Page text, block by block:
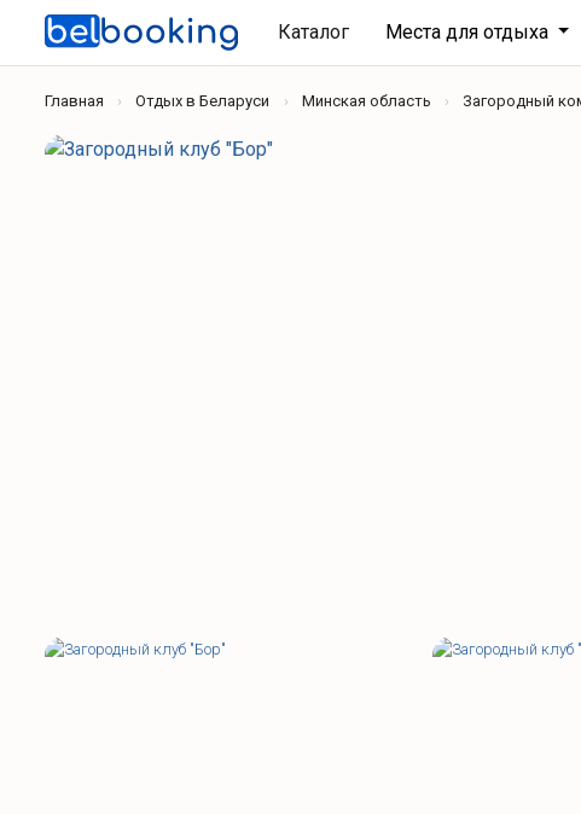
Каталог Места для отдыха
Главная Отдых в Беларуси Минская область Загородный